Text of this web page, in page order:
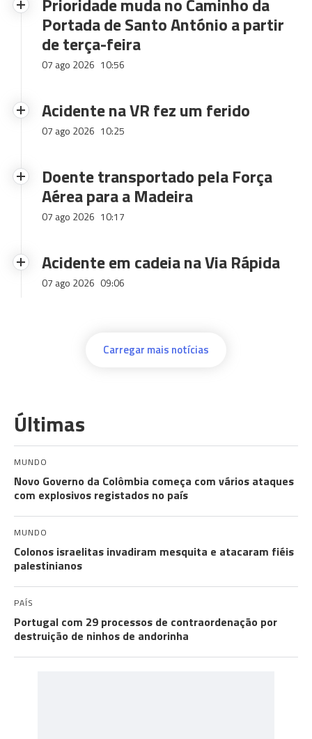
Portada de Santo António a partir
de terça-feira
07 ago 2026 10:56
Acidente na VR fez um ferido
07 ago 2026 10:25
Doente transportado pela Força
Aérea para a Madeira
07 ago 2026 10:17
Acidente em cadeia na Via Rápida
07 ago 2026 09:06
Carregar mais notícias
Últimas
MUNDO
Novo Governo da Colômbia começa com vários ataques
com explosivos registados no país
MUNDO
Colonos israelitas invadiram mesquita e atacaram fiéis
palestinianos
PAÍS
Portugal com 29 processos de contraordenação por
destruição de ninhos de andorinha